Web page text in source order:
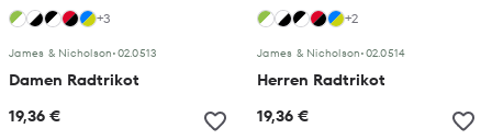
+3
James & Nicholson•02.0513
Damen Radtrikot
19,36 €
+2
James & Nicholson•02.0514
Herren Radtrikot
19,36 €